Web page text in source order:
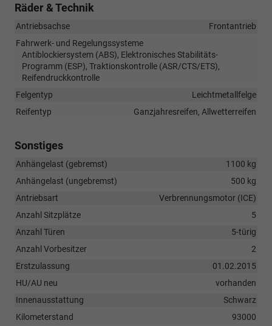
Räder & Technik
Antriebsachse
Frontantrieb
Fahrwerk- und Regelungssysteme
Antiblockiersystem (ABS), Elektronisches Stabilitäts-
Programm (ESP), Traktionskontrolle (ASR/CTS/ETS),
Reifendruckkontrolle
Felgentyp
Leichtmetallfelge
Reifentyp
Ganzjahresreifen, Allwetterreifen
Sonstiges
Anhängelast (gebremst)
1100 kg
Anhängelast (ungebremst)
500 kg
Antriebsart
Verbrennungsmotor (ICE)
Anzahl Sitzplätze
5
Anzahl Türen
5-türig
Anzahl Vorbesitzer
2
Erstzulassung
01.02.2015
HU/AU neu
vorhanden
Innenausstattung
Schwarz
Kilometerstand
93000